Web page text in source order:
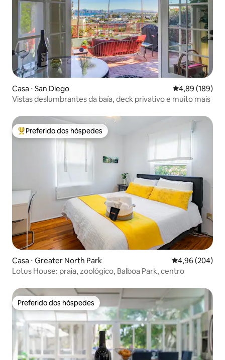
Casa ⋅ San Diego 4,89 de uma
4,89 (189)
Vistas deslumbrantes da baía, deck privativo e muito mais
Entre os melhores preferidos dos hóspedes
Preferido dos hóspedes
Casa ⋅ Greater North Park 4,96 de uma
4,96 (204)
Lotus House: praia, zoológico, Balboa Park, centro
Preferido dos hóspedes
Preferido dos hóspedes